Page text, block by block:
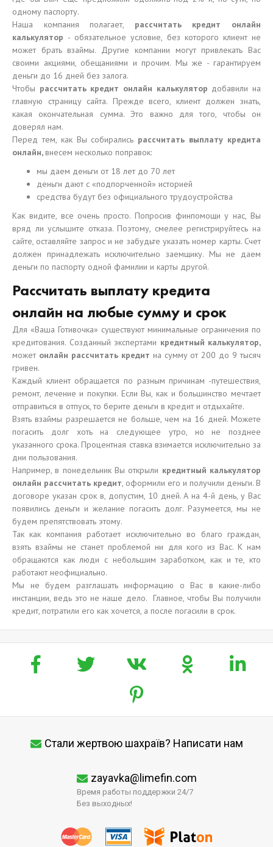
одному паспорту.
Наша компания полагает, рассчитать кредит онлайн
калькулятор - обязательное условие, без которого клиент не
может брать взаймы. Другие компании могут привлекать Вас
своими акциями, обещаниями и прочим. Мы же - гарантируем
деньги до 16 дней без залога.
Чтобы рассчитать кредит онлайн калькулятор добавили на
главную страницу сайта. Прежде всего, клиент должен знать,
какая окончательная сумма. Это важно для того, чтобы он
доверял нам.
Перед тем, как Вы собирались рассчитать выплату кредита
онлайн, внесем несколько поправок:
мы даем деньги от 18 лет до 70 лет
деньги дают с «подпорченной» историей
средства будут без официального трудоустройства
Как видите, все очень просто. Попросив финпомощи у нас, Вы
вряд ли услышите отказа. Поэтому, смелее регистрируйтесь на
сайте, оставляйте запрос и не забудьте указать номер карты. Счет
должен принадлежать исключительно заемщику. Мы не даем
деньги по паспорту одной фамилии и карты другой.
Рассчитать выплату кредита
онлайн на любые сумму и срок
Для «Ваша Готивочка» существуют минимальные ограничения по
кредитования. Созданный экспертами кредитный калькулятор,
может онлайн рассчитать кредит на сумму от 200 до 9 тысяч
гривен.
Каждый клиент обращается по разным причинам -путешествия,
ремонт, лечение и покупки. Если Вы, как и большинство мечтает
отправиться в отпуск, то берите деньги в кредит и отдыхайте.
Взять взаймы разрешается не больше, чем на 16 дней. Можете
погасить долг хоть на следующее утро, но не позднее
указанного срока. Процентная ставка взимается исключительно за
дни пользования.
Например, в понедельник Вы открыли кредитный калькулятор
онлайн рассчитать кредит, оформили его и получили деньги. В
договоре указан срок в, допустим, 10 дней. А на 4-й день, у Вас
появились деньги и желание погасить долг. Разумеется, мы не
будем препятствовать этому.
Так как компания работает исключительно во благо граждан,
взять взаймы не станет проблемой ни для кого из Вас. К нам
обращаются как люди с небольшим заработком, как и те, кто
работают неофициально.
Мы не будем разглашать информацию о Вас в какие-либо
инстанции, ведь это не наше дело. Главное, чтобы Вы получили
кредит, потратили его как хочется, а после погасили в срок.
Стали жертвою шахраїв? Написати нам
zayavka@limefin.com
Время работы поддержки 24/7
Без выходных!